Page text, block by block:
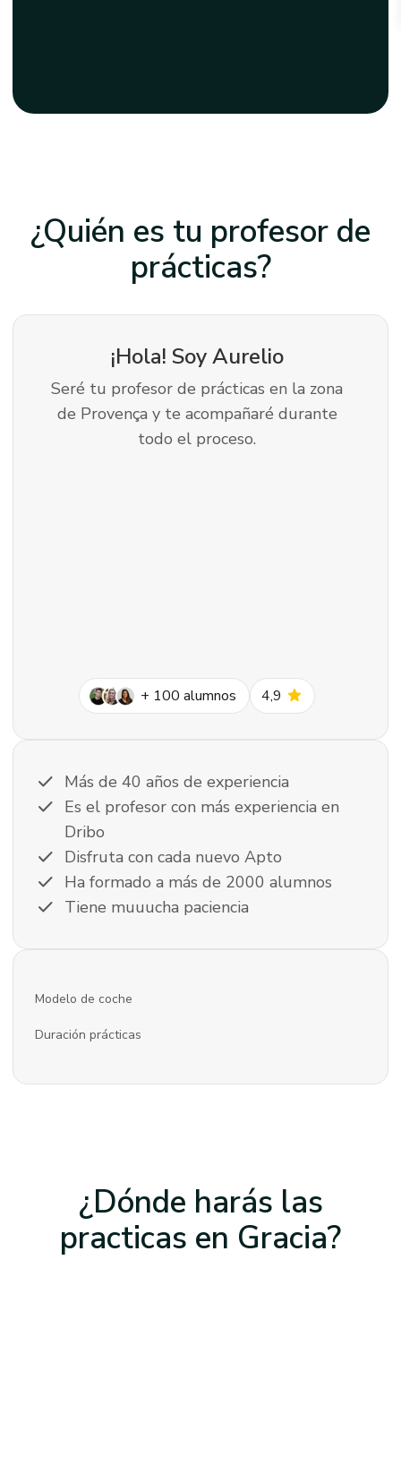
¿Quién es tu profesor de
prácticas?
check Más de 40 años de experiencia
check Es el profesor con más experiencia en
Dribo
check Disfruta con cada nuevo Apto
check Ha formado a más de 2000 alumnos
check Tiene muuucha paciencia
Modelo de coche
Duración prácticas
¡Hola! Soy Aurelio
Seré tu profesor de prácticas en la zona
de Provença y te acompañaré durante
todo el proceso.
+ 100 alumnos 4,9 star
¿Dónde harás las
practicas en Gracia?